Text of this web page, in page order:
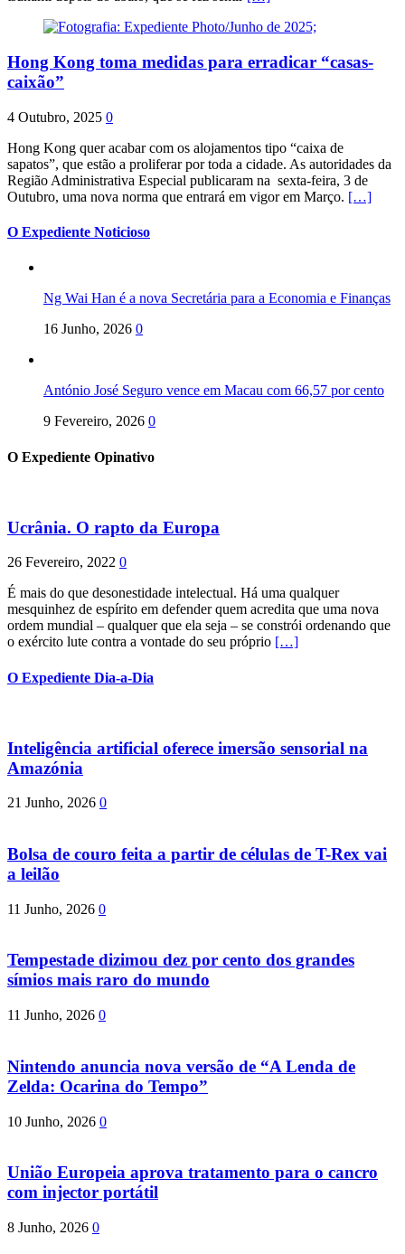
Hong Kong toma medidas para erradicar “casas-
caixão”
4 Outubro, 2025 0
Hong Kong quer acabar com os alojamentos tipo “caixa de
sapatos”, que estão a proliferar por toda a cidade. As autoridades da
Região Administrativa Especial publicaram na sexta-feira, 3 de
Outubro, uma nova norma que entrará em vigor em Março. […]
O Expediente Noticioso
Ng Wai Han é a nova Secretária para a Economia e Finanças
16 Junho, 2026 0
António José Seguro vence em Macau com 66,57 por cento
9 Fevereiro, 2026 0
O Expediente Opinativo
Ucrânia. O rapto da Europa
26 Fevereiro, 2022 0
É mais do que desonestidade intelectual. Há uma qualquer
mesquinhez de espírito em defender quem acredita que uma nova
ordem mundial – qualquer que ela seja – se constrói ordenando que
o exército lute contra a vontade do seu próprio […]
O Expediente Dia-a-Dia
Inteligência artificial oferece imersão sensorial na
Amazónia
21 Junho, 2026 0
Bolsa de couro feita a partir de células de T-Rex vai
a leilão
11 Junho, 2026 0
Tempestade dizimou dez por cento dos grandes
símios mais raro do mundo
11 Junho, 2026 0
Nintendo anuncia nova versão de “A Lenda de
Zelda: Ocarina do Tempo”
10 Junho, 2026 0
União Europeia aprova tratamento para o cancro
com injector portátil
8 Junho, 2026 0